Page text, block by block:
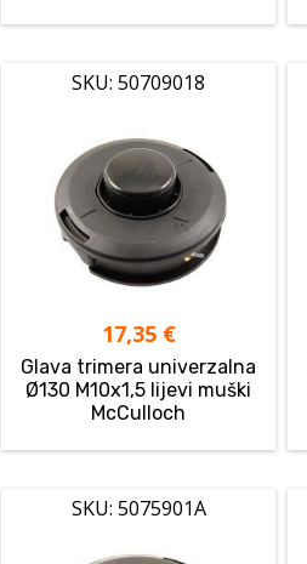
SKU: 50709018
17,35 €
Glava trimera univerzalna
Ø130 M10x1,5 lijevi muški
McCulloch
SKU: 5075901A